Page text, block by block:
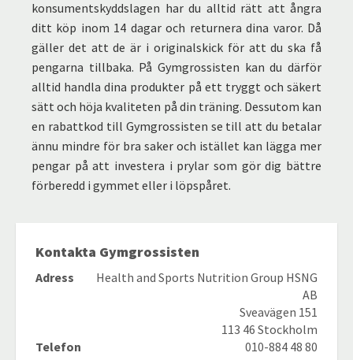
konsumentskyddslagen har du alltid rätt att ångra
ditt köp inom 14 dagar och returnera dina varor. Då
gäller det att de är i originalskick för att du ska få
pengarna tillbaka. På Gymgrossisten kan du därför
alltid handla dina produkter på ett tryggt och säkert
sätt och höja kvaliteten på din träning. Dessutom kan
en rabattkod till Gymgrossisten se till att du betalar
ännu mindre för bra saker och istället kan lägga mer
pengar på att investera i prylar som gör dig bättre
förberedd i gymmet eller i löpspåret.
Kontakta Gymgrossisten
Adress
Health and Sports Nutrition Group HSNG
AB
Sveavägen 151
113 46 Stockholm
Telefon
010-884 48 80